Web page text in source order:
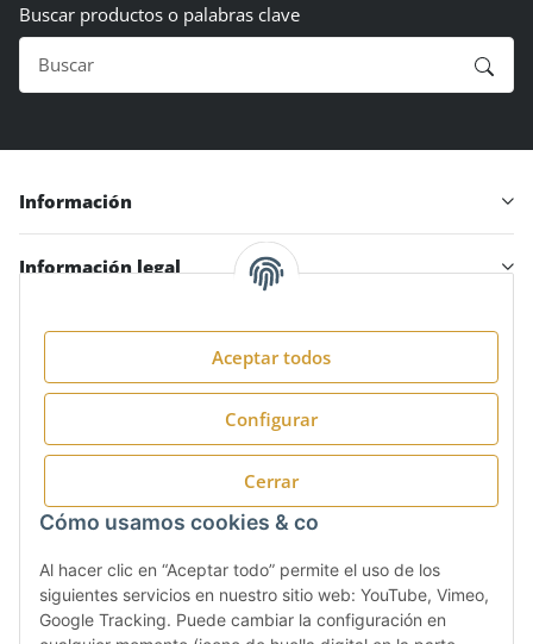
Aceptar todos
Configurar
Cerrar
Cómo usamos cookies & co
Al hacer clic en “Aceptar todo” permite el uso de los
siguientes servicios en nuestro sitio web: YouTube, Vimeo,
Google Tracking. Puede cambiar la configuración en
Buscar productos o palabras clave
Información
Información legal